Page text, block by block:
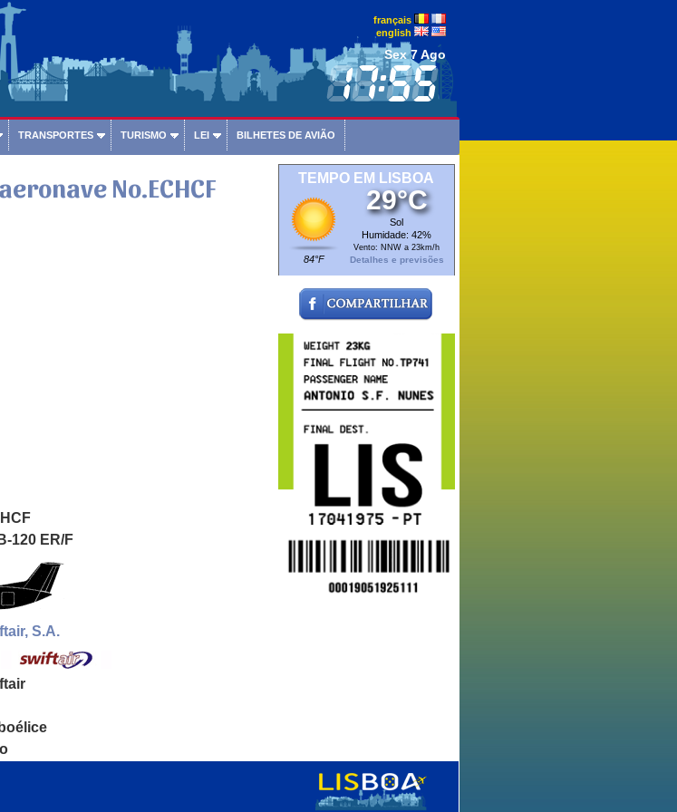
français
english
Sex 7 Ago
TRANSPORTES TURISMO LEI BILHETES DE AVIÃO
No.ECHCF
120 ER/F
S.A.
TEMPO EM LISBOA
84°F
29°C
Sol
Humidade: 42%
Vento: NNW a 23km/h
Detalhes e previsões